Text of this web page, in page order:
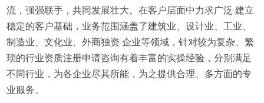
流，强强联手，共同发展壮大。在客户层面中力求广泛 建立
稳定的客户基础，业务范围涵盖了建筑业、设计业、工业、
制造业、文化业、外商独资 企业等领域，针对较为复杂、繁
琐的行业资质注册申请咨询有着丰富的实操经验，分别满足
不同行业，为各企业尽其所能，为之提供合理、多方面的专
业服务。